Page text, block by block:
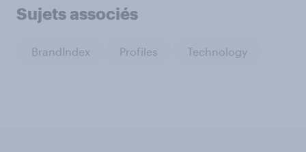
Sujets associés
BrandIndex Profiles Technology